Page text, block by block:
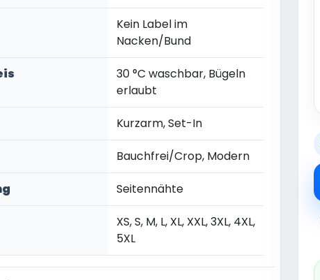
Kein Label im
Nacken/Bund
30 °C waschbar, Bügeln
erlaubt
Kurzarm, Set-In
Bauchfrei/Crop, Modern
Seitennähte
XS, S, M, L, XL, XXL, 3XL, 4XL,
5XL